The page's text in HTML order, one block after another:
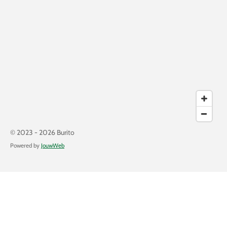
© 2023 - 2026 Burito
Powered by JouwWeb